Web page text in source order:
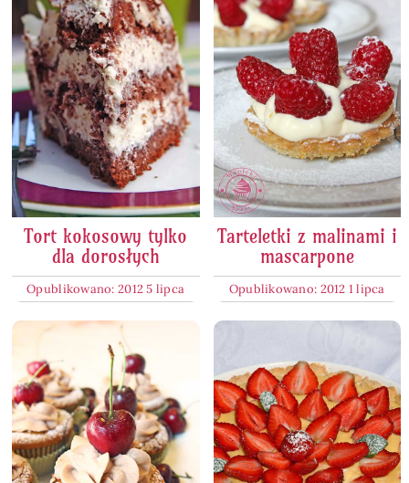
Tort kokosowy tylko
dla dorosłych
Opublikowano: 2012 5 lipca
Tarteletki z malinami i
mascarpone
Opublikowano: 2012 1 lipca